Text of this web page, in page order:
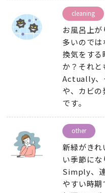
cleaning
お風呂上
多いので
換気をする
か？それと
Actually、
や、 カビの
です。
other
新緑がきれ
い季節にな
Simply、
やすい時